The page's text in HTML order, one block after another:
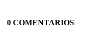
0 COMENTARIOS